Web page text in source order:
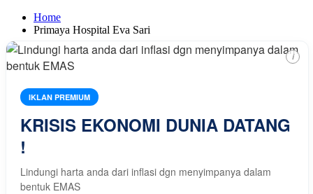
Home
Primaya Hospital Eva Sari
IKLAN PREMIUM
KRISIS EKONOMI DUNIA DATANG
!
Lindungi harta anda dari inflasi dgn menyimpanya dalam
bentuk EMAS
i